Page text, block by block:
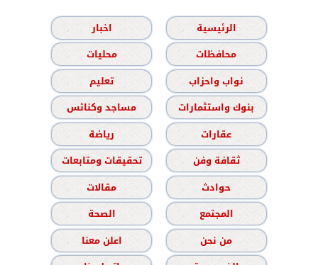
الرئيسية
اخبار
محافظات
محليات
نواب واحزاب
تعليم
بنوك واستثمارات
مساجد وكنائس
عقارات
رياضة
ثقافة وفن
تحقيقات ومتابعات
حوادث
مقالات
المجتمع
الصحة
من نحن
اعلن معنا